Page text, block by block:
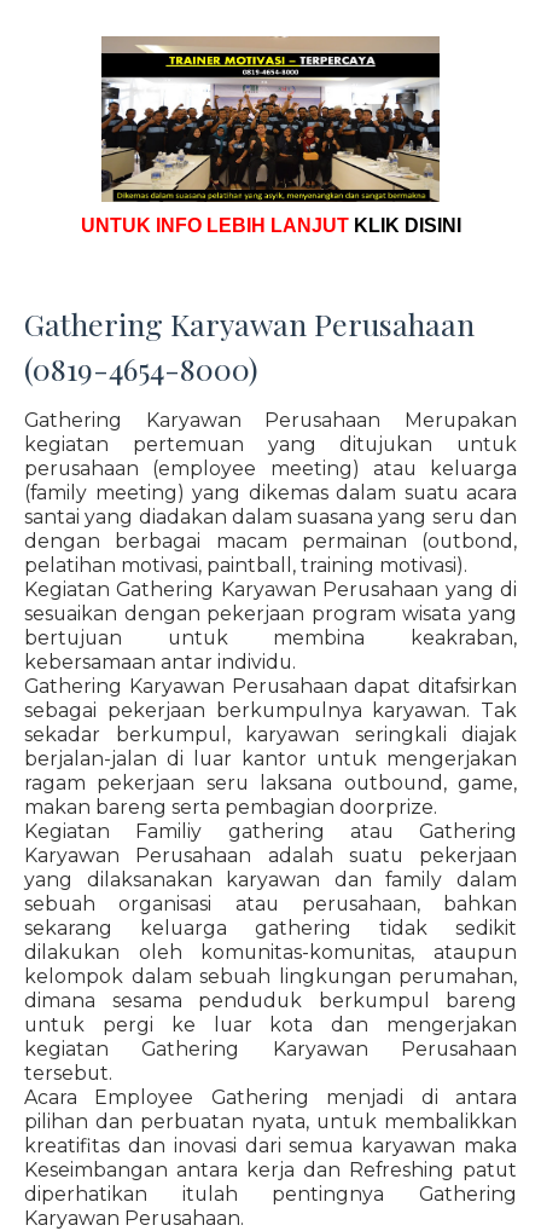
UNTUK INFO LEBIH LANJUT KLIK DISINI
Gathering Karyawan Perusahaan
(0819-4654-8000)
Gathering Karyawan Perusahaan Merupakan
kegiatan pertemuan yang ditujukan untuk
perusahaan (employee meeting) atau keluarga
(family meeting) yang dikemas dalam suatu acara
santai yang diadakan dalam suasana yang seru dan
dengan berbagai macam permainan (outbond,
pelatihan motivasi, paintball, training motivasi).
Kegiatan Gathering Karyawan Perusahaan yang di
sesuaikan dengan pekerjaan program wisata yang
bertujuan untuk membina keakraban,
kebersamaan antar individu.
Gathering Karyawan Perusahaan dapat ditafsirkan
sebagai pekerjaan berkumpulnya karyawan. Tak
sekadar berkumpul, karyawan seringkali diajak
berjalan-jalan di luar kantor untuk mengerjakan
ragam pekerjaan seru laksana outbound, game,
makan bareng serta pembagian doorprize.
Kegiatan Familiy gathering atau Gathering
Karyawan Perusahaan adalah suatu pekerjaan
yang dilaksanakan karyawan dan family dalam
sebuah organisasi atau perusahaan, bahkan
sekarang keluarga gathering tidak sedikit
dilakukan oleh komunitas-komunitas, ataupun
kelompok dalam sebuah lingkungan perumahan,
dimana sesama penduduk berkumpul bareng
untuk pergi ke luar kota dan mengerjakan
kegiatan Gathering Karyawan Perusahaan
tersebut.
Acara Employee Gathering menjadi di antara
pilihan dan perbuatan nyata, untuk membalikkan
kreatifitas dan inovasi dari semua karyawan maka
Keseimbangan antara kerja dan Refreshing patut
diperhatikan itulah pentingnya Gathering
Karyawan Perusahaan.